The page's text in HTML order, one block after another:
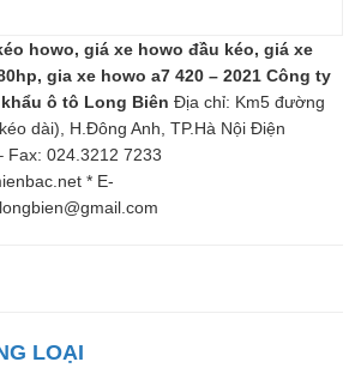
howo, giá xe howo đầu kéo, giá xe
gia xe howo a7 420 – 2021 Công ty
ô tô Long Biên Địa chỉ: Km5 đường
dài), H.Đông Anh, TP.Hà Nội Điện
Fax: 024.3212 7233
* E-
LOẠI